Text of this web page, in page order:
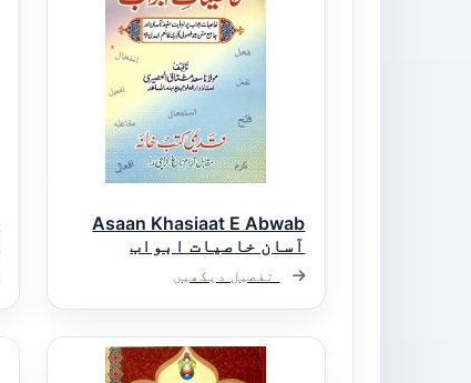
Asaan Khasiaat E Abwab
آسان خاصیات ابواب
تفصیل دیکھیں